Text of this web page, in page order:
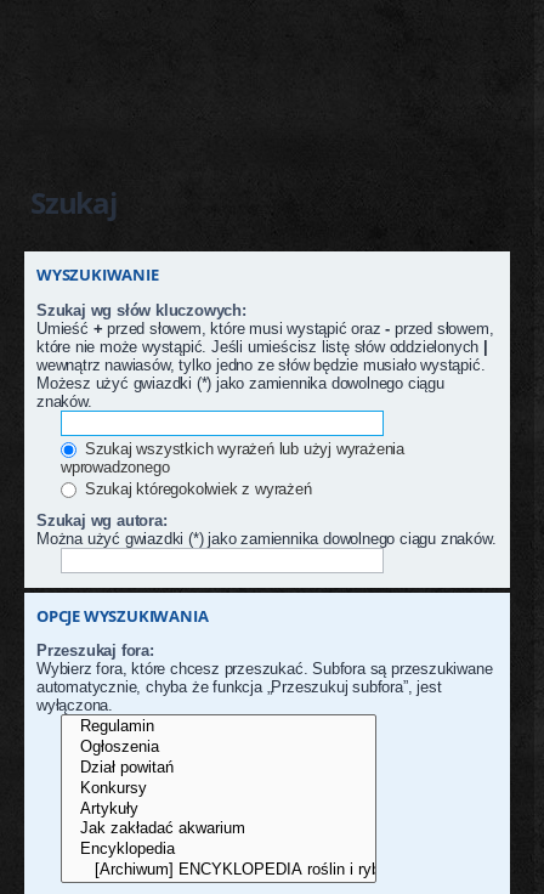
Szukaj
WYSZUKIWANIE
Szukaj wg słów kluczowych:
Umieść + przed słowem, które musi wystąpić oraz- przed słowem,
które nie może wystąpić. Jeśli umieścisz listę słów oddzielonych |
wewnątrz nawiasów, tylko jedno ze słów będzie musiało wystąpić.
Możesz użyć gwiazdki (*) jako zamiennika dowolnego ciągu
znaków.
Szukaj wszystkich wyrażeń lub użyj wyrażenia
wprowadzonego
Szukaj któregokolwiek z wyrażeń
Szukaj wg autora:
Można użyć gwiazdki (*) jako zamiennika dowolnego ciągu znaków.
OPCJE WYSZUKIWANIA
Przeszukaj fora:
Wybierz fora, które chcesz przeszukać. Subfora są przeszukiwane
automatycznie, chyba że funkcja „Przeszukuj subfora”, jest
wyłączona.